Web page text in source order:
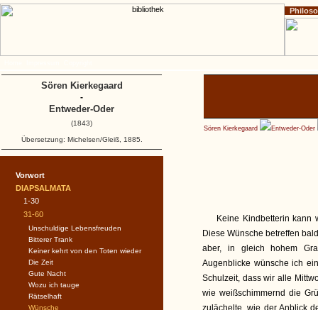
Sören Kierkegaard Entweder-Oder
Keine Kindbetterin kann
Diese Wünsche betreffen
aber, in gleich hohem
Augenblicke wünsche ich
Schulzeit, dass wir alle
wie weißschimmernd die
zulächelte, wie der Anblick
Vorwort
DIAPSALMATA
1-30
31-60
Unschuldige Lebensfreuden
Bitterer Trank
Keiner kehrt von den Toten wieder
Die Zeit
Gute Nacht
Wozu ich tauge
Rätselhaft
Wünsche
Sören Kierkegaard
-
Entweder-Oder
(1843)
Übersetzung: Michelsen/Gleiß, 1885.